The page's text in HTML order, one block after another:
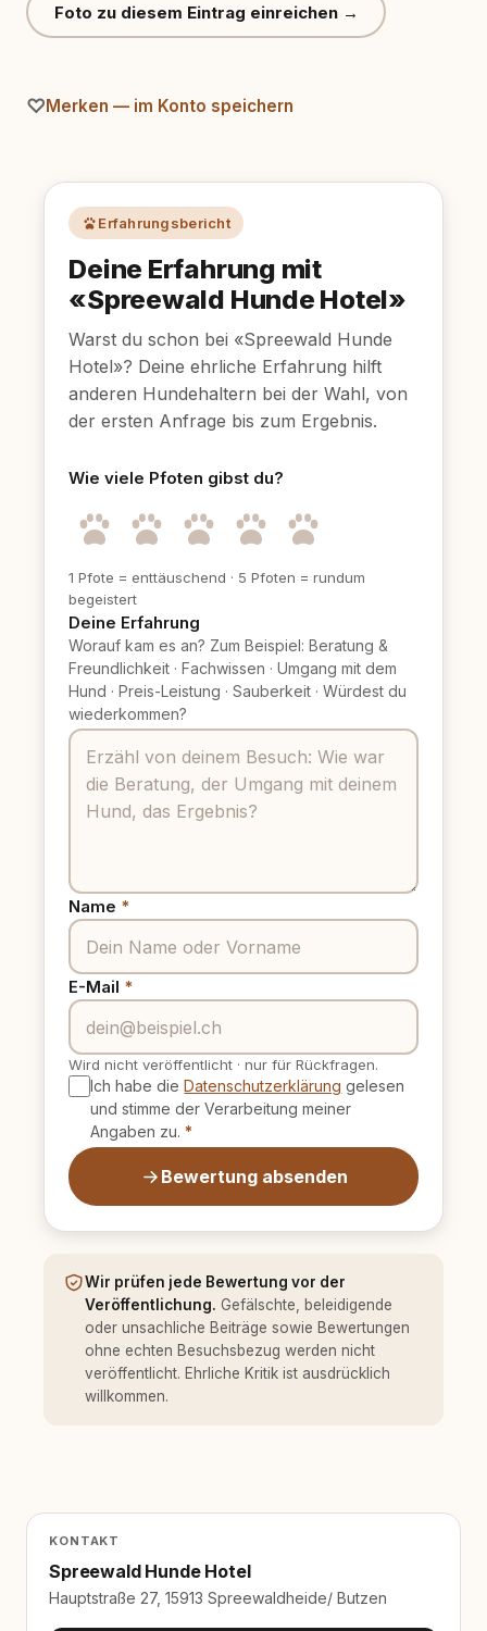
Foto zu diesem Eintrag einreichen →
Merken — im Konto speichern
Erfahrungsbericht
Deine Erfahrung mit
«Spreewald Hunde Hotel»
Warst du schon bei «Spreewald Hunde
Hotel»? Deine ehrliche Erfahrung hilft
anderen Hundehaltern bei der Wahl, von
der ersten Anfrage bis zum Ergebnis.
Wie viele Pfoten gibst du?
1 Pfote = enttäuschend · 5 Pfoten = rundum
begeistert
Deine Erfahrung
Worauf kam es an? Zum Beispiel: Beratung &
Freundlichkeit · Fachwissen · Umgang mit dem
Hund · Preis-Leistung · Sauberkeit · Würdest du
wiederkommen?
Name *
E-Mail *
Wird nicht veröffentlicht · nur für Rückfragen.
Ich habe dieDatenschutzerklärung gelesen
und stimme der Verarbeitung meiner
Angaben zu. *
Bewertung absenden
Wir prüfen jede Bewertung vor der
Veröffentlichung. Gefälschte, beleidigende
oder unsachliche Beiträge sowie Bewertungen
ohne echten Besuchsbezug werden nicht
veröffentlicht. Ehrliche Kritik ist ausdrücklich
willkommen.
KONTAKT
Spreewald Hunde Hotel
Hauptstraße 27, 15913 Spreewaldheide/ Butzen